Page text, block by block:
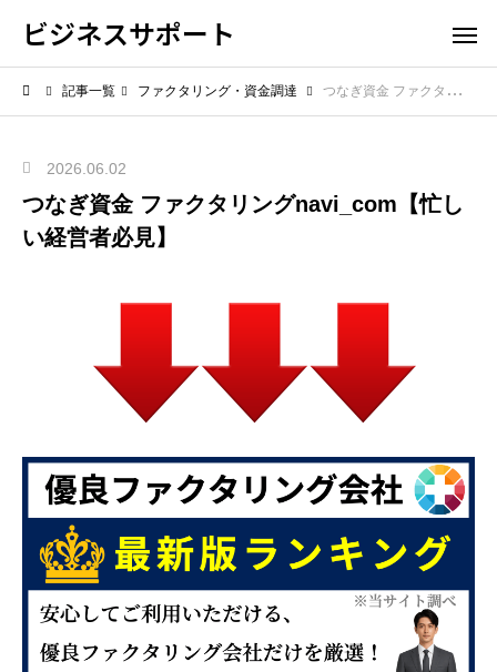
ビジネスサポート
記事一覧 ファクタリング・資金調達 つなぎ資金 ファクタリングnavi_com【忙しい経営者必見】
2026.06.02
つなぎ資金 ファクタリングnavi_com【忙し
い経営者必見】